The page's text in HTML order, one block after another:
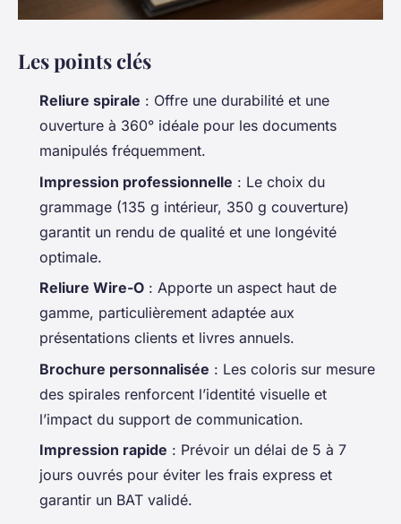
Les points clés
Reliure spirale : Offre une durabilité et une
ouverture à 360° idéale pour les documents
manipulés fréquemment.
Impression professionnelle : Le choix du
grammage (135 g intérieur, 350 g couverture)
garantit un rendu de qualité et une longévité
optimale.
Reliure Wire-O : Apporte un aspect haut de
gamme, particulièrement adaptée aux
présentations clients et livres annuels.
Brochure personnalisée : Les coloris sur mesure
des spirales renforcent l’identité visuelle et
l’impact du support de communication.
Impression rapide : Prévoir un délai de 5 à 7
jours ouvrés pour éviter les frais express et
garantir un BAT validé.